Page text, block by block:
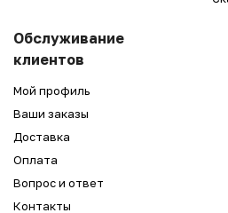
Обслуживание
клиентов
Мой профиль
Ваши заказы
Доставка
Оплата
Вопрос и ответ
Контакты